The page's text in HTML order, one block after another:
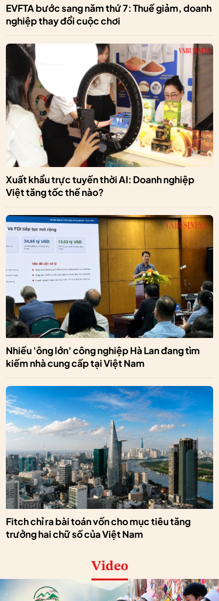
EVFTA bước sang năm thứ 7: Thuế giảm, doanh
nghiệp thay đổi cuộc chơi
Xuất khẩu trực tuyến thời AI: Doanh nghiệp
Việt tăng tốc thế nào?
Nhiều 'ông lớn' công nghiệp Hà Lan đang tìm
kiếm nhà cung cấp tại Việt Nam
Fitch chỉ ra bài toán vốn cho mục tiêu tăng
trưởng hai chữ số của Việt Nam
Video